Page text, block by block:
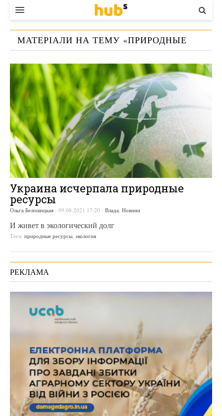
ВЛАДА
ЕКОНОМІКА
БІЗНЕС
СТАРТЕР
КОНТАКТИ
МАТЕРІАЛИ НА ТЕМУ «ПРИРОДНЫЕ
Украина исчерпала природные
ресурсы
Ольга Белошицкая - 09.08.2021 17:20 - Влада Новини
И живет в экологический долг
Теги: природные ресурсы экология
РЕКЛАМА